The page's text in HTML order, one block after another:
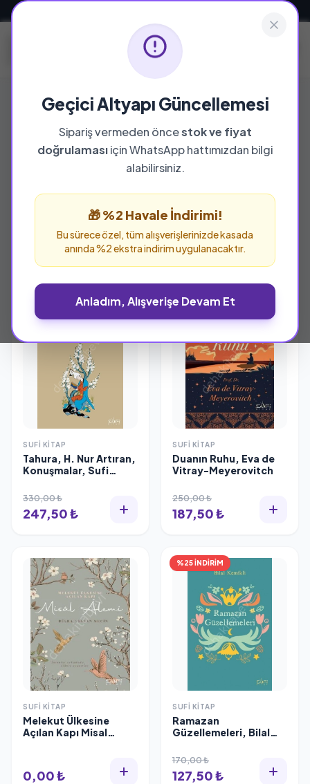
Geçici Altyapı Güncellemesi
Sipariş vermeden öncestok ve fiyat
doğrulamasıiçin WhatsApp hattımızdan bilgi
alabilirsiniz.
🎁 %2 Havale İndirimi!
Bu sürece özel, tüm alışverişlerinizde kasada
anında %2 ekstra indirim uygulanacaktır.
Anladım, Alışverişe Devam Et
YAYINEVI
Sufi Kitap
Sufi Kitap yayınevine ait tüm eserleri bu
sayfada inceleyebilir ve güvenle sipariş
SUFI KITAP
Tahura, H. Nur Artıran,
Konuşmalar, Sufi
330,00 ₺
247,50 ₺
%25 İNDİRİM
SUFI KITAP
Duanın Ruhu, Eva de
Vitray-Meyerovitch
250,00 ₺
187,50 ₺
SUFI KITAP
Melekut Ülkesine
Açılan Kapı Misal
0,00 ₺
%25 İNDİRİM
SUFI KITAP
Ramazan
Güzellemeleri, Bilal
170,00 ₺
127,50 ₺